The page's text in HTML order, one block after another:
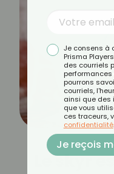
Le skyr
Je consens à
Prisma
des courriels
pourrons
courriels,
ainsi que des
que vous
ces traceurs,
confidentialité.
Je reçois